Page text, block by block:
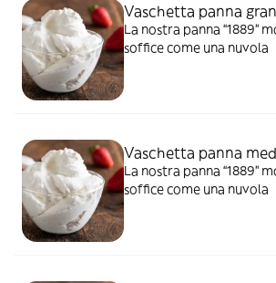
Vaschetta panna
La nostra panna “1889”
soffice come una nuvola
Vaschetta panna
La nostra panna “1889”
soffice come una nuvola